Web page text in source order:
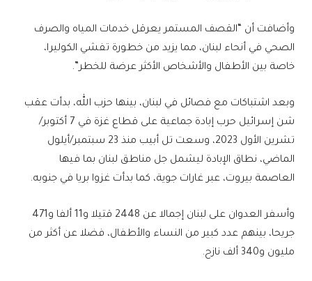
وأضافت أن “القصف المستمر يعرقل خدمات المياه والصرف
الصحي في أنحاء لبنان، مما يزيد من خطورة تفشي الكوليرا،
خاصة بين الأطفال والأشخاص الأكثر عرضة للخطر”.
وبعد اشتباكات مع فصائل في لبنان، بينها حزب الله، بدأت عقب
شن إسرائيل حرب إبادة جماعية على قطاع غزة في 7 أكتوبر/
تشرين الأول 2023، وسعت تل أبيب منذ 23 سبتمبر/أيلول
الماضي، نطاق الإبادة ليشمل جل مناطق لبنان بما فيها
العاصمة بيروت، عبر غارات جوية، كما بدأت غزوا بريا في جنوبه.
وأسفر العدوان على لبنان إجمالا عن 2448 قتيلا و11 ألفا و471
جريحا، بينهم عدد كبير من النساء والأطفال، فضلا عن أكثر من
مليون و340 ألف نازح.